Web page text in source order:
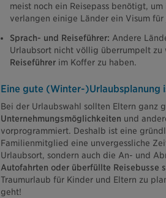
meist noch ein Reisepass benötigt,
verlangen einige Länder ein Visum
Sprach- und Reiseführer: Andere
Urlaubsort nicht völlig überrumpelt zu
Reiseführerim Koffer zu haben.
Eine gute (Winter-)Urlaubsplanung
Bei der Urlaubswahl sollten Eltern ganz
Unternehmungsmöglichkeiten und
vorprogrammiert. Deshalb ist eine
Familienmitglied eine unvergessliche
Urlaubsort, sondern auch die An- und
Autofahrten oder überfüllte Reisebusse
Traumurlaub für Kinder und Eltern zu
geht!